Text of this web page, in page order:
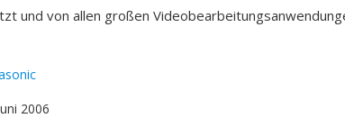
und von allen großen
2006